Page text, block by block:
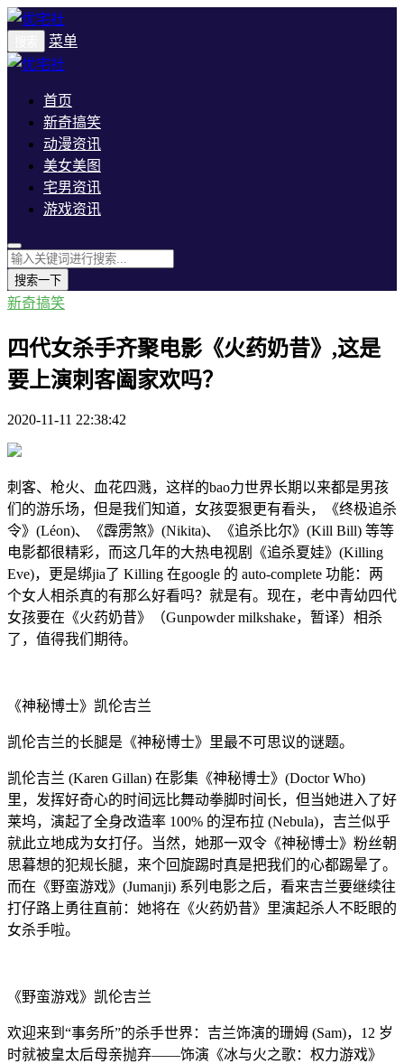
菜单
首页
新奇搞笑
动漫资讯
美女美图
宅男资讯
游戏资讯
搜索一下
新奇搞笑
四代女杀手齐聚电影《火药奶昔》,这是
要上演刺客阖家欢吗？
2020-11-11 22:38:42
刺客、枪火、血花四溅，这样的bao力世界长期以来都是男孩
们的游乐场，但是我们知道，女孩耍狠更有看头，《终极追杀
令》(Léon)、《霹雳煞》(Nikita)、《追杀比尔》(Kill Bill) 等等
电影都很精彩，而这几年的大热电视剧《追杀夏娃》(Killing
Eve)，更是绑jia了 Killing 在google 的 auto-complete 功能：两
个女人相杀真的有那么好看吗？就是有。现在，老中青幼四代
女孩要在《火药奶昔》（Gunpowder milkshake，暂译）相杀
了，值得我们期待。
《神秘博士》凯伦吉兰
凯伦吉兰的长腿是《神秘博士》里最不可思议的谜题。
凯伦吉兰 (Karen Gillan) 在影集《神秘博士》(Doctor Who)
里，发挥好奇心的时间远比舞动拳脚时间长，但当她进入了好
莱坞，演起了全身改造率 100% 的涅布拉 (Nebula)，吉兰似乎
就此立地成为女打仔。当然，她那一双令《神秘博士》粉丝朝
思暮想的犯规长腿，来个回旋踢时真是把我们的心都踢晕了。
而在《野蛮游戏》(Jumanji) 系列电影之后，看来吉兰要继续往
打仔路上勇往直前：她将在《火药奶昔》里演起杀人不眨眼的
女杀手啦。
《野蛮游戏》凯伦吉兰
欢迎来到“事务所”的杀手世界：吉兰饰演的珊姆 (Sam)，12 岁
时就被皇太后母亲抛弃——饰演《冰与火之歌：权力游戏》